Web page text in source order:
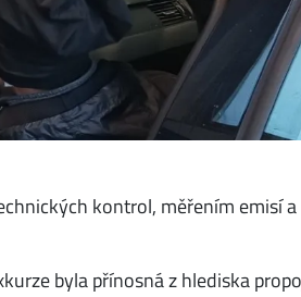
kontrol, měřením emisí a
byla přínosná z hlediska